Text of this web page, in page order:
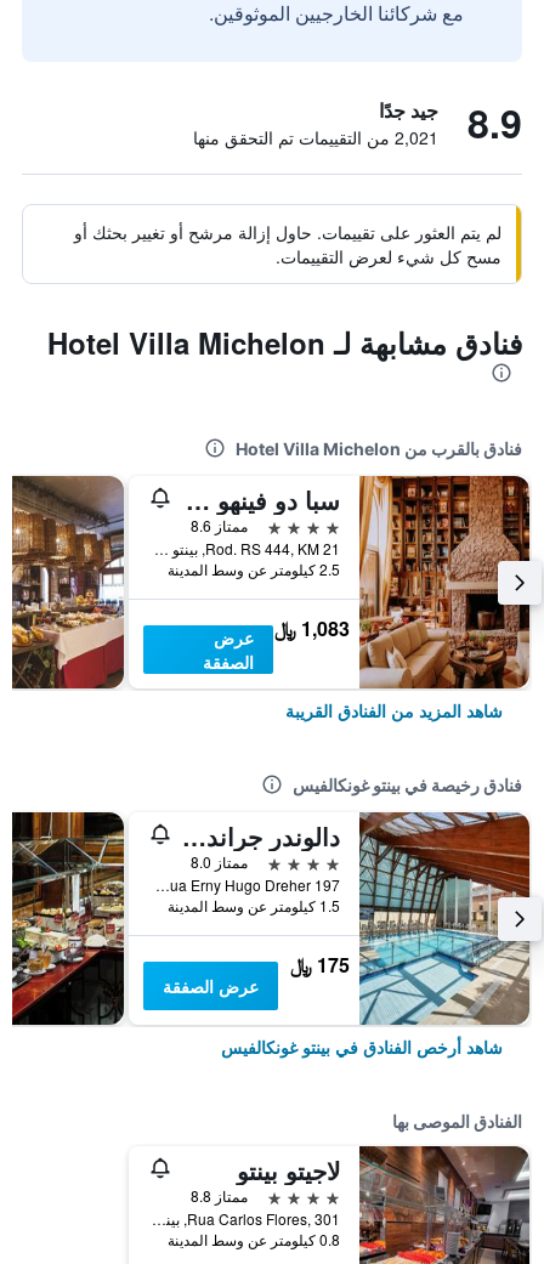
مع شركائنا الخارجيين الموثوقين.
8.9 جيد جدًا
2,021 من التقييمات تم التحقق منها
لم يتم العثور على تقييمات. حاول إزالة مرشح أو تغيير بحثك أو
مسح كل شيء لعرض التقييمات.
فنادق مشابهة لـ Hotel Villa Michelon
فنادق بالقرب من Hotel Villa Michelon
سبا دو فينهو فيتشفينيكولا - فندق ومركز للمشروبات
4 نجوم
ممتاز 8.6
Rod. RS 444, KM 21, بينتو غونكالفيس, البرازيل
2.5 كيلومتر عن وسط المدينة
1,083 ﷼
عرض
الصفقة
شاهد المزيد من الفنادق القريبة
فنادق رخيصة في بينتو غونكالفيس
دالوندر جراند هوتل
4 نجوم
ممتاز 8.0
Rua Erny Hugo Dreher 197, بينتو غونكالفيس, البرازيل
1.5 كيلومتر عن وسط المدينة
175 ﷼
عرض الصفقة
شاهد أرخص الفنادق في بينتو غونكالفيس
الفنادق الموصى بها
لاجيتو بينتو
4 نجوم
ممتاز 8.8
Rua Carlos Flores, 301, بينتو غونكالفيس, البرازيل
0.8 كيلومتر عن وسط المدينة